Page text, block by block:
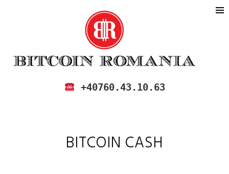
BITCOIN ROMANIA
CUMPARA SI VINDE BITCOIN IN
+40760.43.10.63
BITCOIN CASH